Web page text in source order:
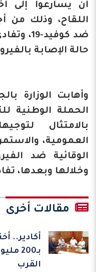
أن يسارعوا إلى
اللقاح، وذلك من
ضد
حالة الإصابة
وأهابت الوزارة
بالامتثال
العمومية،
الوقائية ضد
وخلالها وبعدها،
مقالات أخرى
أكادير..
القرب